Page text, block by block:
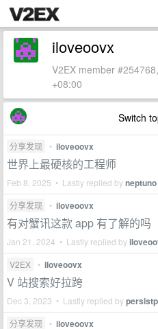
iloveoovx
V2EX member
+08:00
Switch
分享发现 • iloveoovx
世界上最硬核的工程师
Feb 8, 2025 • Lastly replied byneptuno
分享发现 • iloveoovx
有对蟹讯这款 app 有了解的吗
Jan 21, 2024 • Lastly replied by
V2EX • iloveoovx
V 站搜索好拉跨
Dec 3, 2023 • Lastly replied by
分享发现 • iloveoovx